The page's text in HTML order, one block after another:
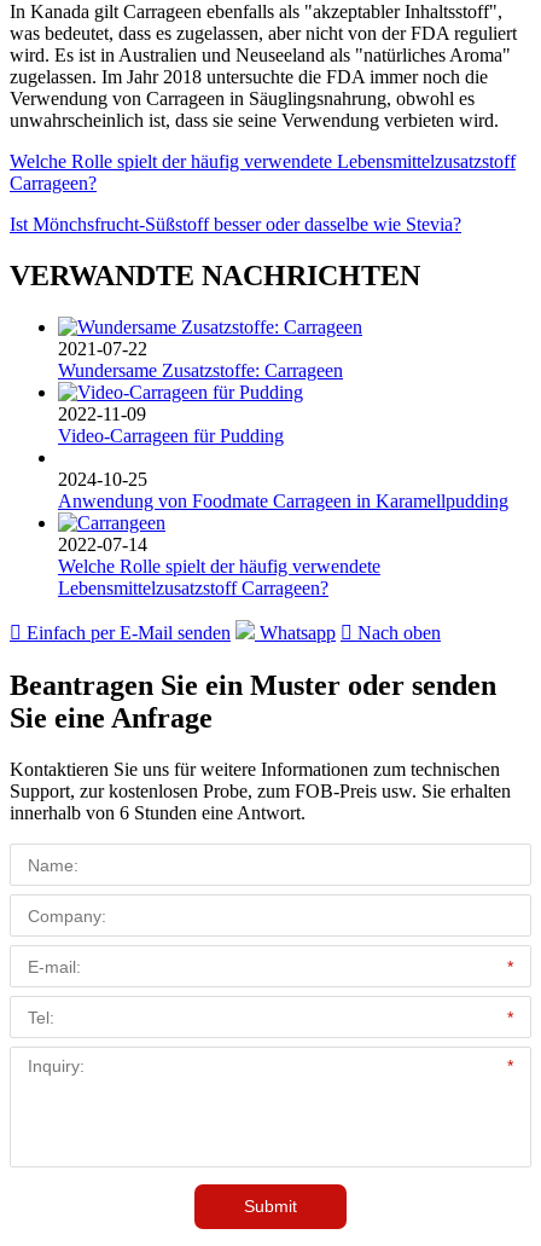
In Kanada gilt Carrageen ebenfalls als "akzeptabler Inhaltsstoff",
was bedeutet, dass es zugelassen, aber nicht von der FDA reguliert
wird. Es ist in Australien und Neuseeland als "natürliches Aroma"
zugelassen. Im Jahr 2018 untersuchte die FDA immer noch die
Verwendung von Carrageen in Säuglingsnahrung, obwohl es
unwahrscheinlich ist, dass sie seine Verwendung verbieten wird.
Welche Rolle spielt der häufig verwendete Lebensmittelzusatzstoff
Carrageen?
Ist Mönchsfrucht-Süßstoff besser oder dasselbe wie Stevia?
VERWANDTE NACHRICHTEN
2021-07-22
Wundersame Zusatzstoffe: Carrageen
2022-11-09
Video-Carrageen für Pudding
2024-10-25
Anwendung von Foodmate Carrageen in Karamellpudding
2022-07-14
Welche Rolle spielt der häufig verwendete
Lebensmittelzusatzstoff Carrageen?
 Einfach per E-Mail senden Whatsapp  Nach oben
Beantragen Sie ein Muster oder senden
Sie eine Anfrage
Kontaktieren Sie uns für weitere Informationen zum technischen
Support, zur kostenlosen Probe, zum FOB-Preis usw. Sie erhalten
innerhalb von 6 Stunden eine Antwort.